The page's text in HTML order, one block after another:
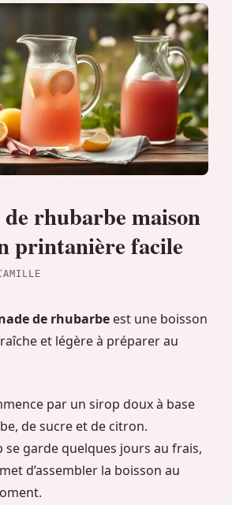
rhubarbe maison
printanière facile
de rhubarbe est une boisson
et légère à préparer au
par un sirop doux à base
de sucre et de citron.
se garde quelques jours au frais,
d’assembler la boisson au